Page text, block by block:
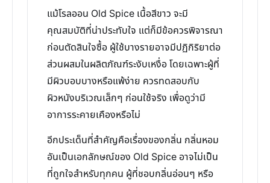
แม้โรลออน Old Spice เนื้อสีขาว จะมี
คุณสมบัติที่น่าประทับใจ แต่ก็มีข้อควรพิจารณา
ก่อนตัดสินใจซื้อ ผู้ใช้บางรายอาจมีปฏิกิริยาต่อ
ส่วนผสมในผลิตภัณฑ์ระงับเหงื่อ โดยเฉพาะผู้ที่
มีผิวบอบบางหรือแพ้ง่าย ควรทดสอบกับ
ผิวหนังบริเวณเล็กๆ ก่อนใช้จริง เพื่อดูว่ามี
อาการระคายเคืองหรือไม่
อีกประเด็นที่สำคัญคือเรื่องของกลิ่น กลิ่นหอม
อันเป็นเอกลักษณ์ของ Old Spice อาจไม่เป็น
ที่ถูกใจสำหรับทุกคน ผู้ที่ชอบกลิ่นอ่อนๆ หรือ